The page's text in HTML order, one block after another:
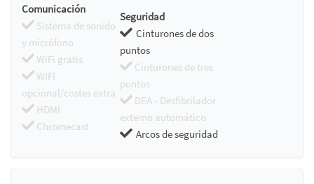
Comunicación
Sistema de sonido
y micrófono
WiFi gratis
WIFI
opcional/costes extra
HDMI
Chromecast
Seguridad
Cinturones de dos
puntos
Cinturones de tres
puntos
DEA - Desfibrilador
externo automático
Arcos de seguridad